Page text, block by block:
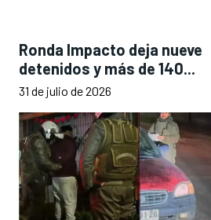
Ronda Impacto deja nueve
detenidos y más de 140...
31 de julio de 2026